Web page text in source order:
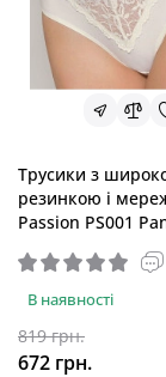
Трусики з
резинкою і
Passion PS001
В наявності
819 грн.
672 грн.